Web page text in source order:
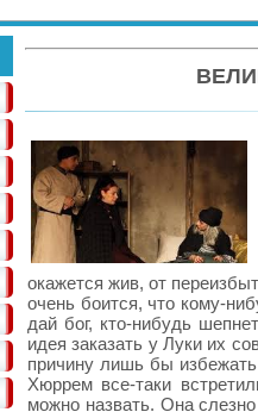
окажется жив, от
очень боится, что кому-
дай бог, кто-нибудь
идея заказать у Луки их
причину лишь бы
Хюррем все-таки
можно назвать. Она